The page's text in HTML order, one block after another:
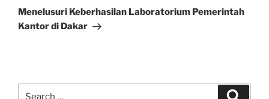
Post
Menelusuri Keberhasilan Laboratorium Pemerintah
Kantor di Dakar